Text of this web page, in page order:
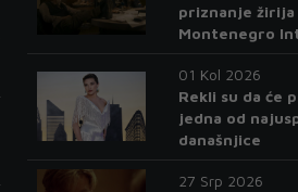
priznanje žirija
Montenegro
01 Kol 2026
Rekli su da će
jedna od
današnjice
27 Srp 2026